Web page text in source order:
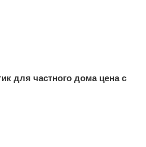
для частного дома цена с